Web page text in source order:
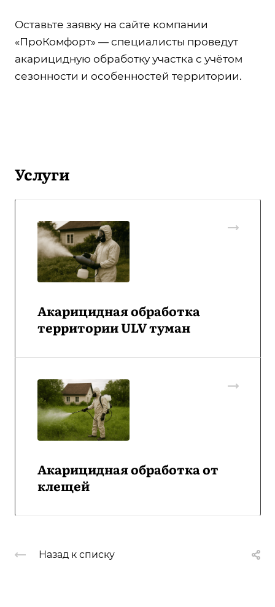
Оставьте заявку на сайте компании
«ПроКомфорт» — специалисты проведут
акарицидную обработку участка с учётом
сезонности и особенностей территории.
Услуги
Акарицидная обработка
территории ULV туман
Акарицидная обработка от
клещей
Назад к списку